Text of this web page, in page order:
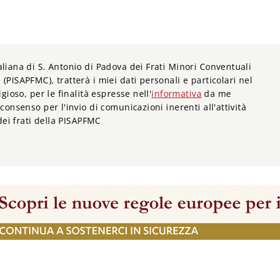
di S. Antonio di Padova dei Frati Minori Conventuali
tratterà i miei dati personali e particolari nel
per le finalità espresse nell'informativa da me
per l'invio di comunicazioni inerenti all'attività
frati della PISAPFMC